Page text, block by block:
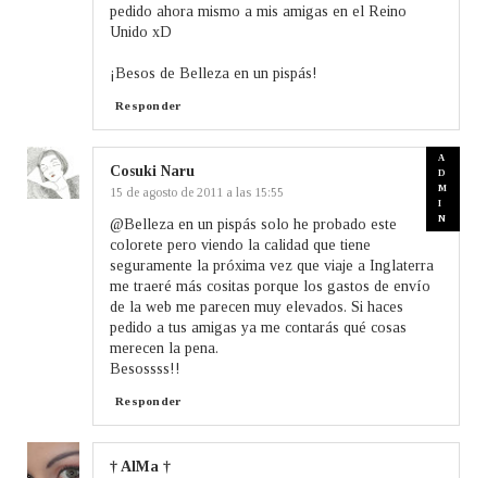
pedido ahora mismo a mis amigas en el Reino
Unido xD
¡Besos de Belleza en un pispás!
Responder
Cosuki Naru
15 de agosto de 2011 a las 15:55
@Belleza en un pispás solo he probado este
colorete pero viendo la calidad que tiene
seguramente la próxima vez que viaje a Inglaterra
me traeré más cositas porque los gastos de envío
de la web me parecen muy elevados. Si haces
pedido a tus amigas ya me contarás qué cosas
merecen la pena.
Besossss!!
Responder
† AlMa †